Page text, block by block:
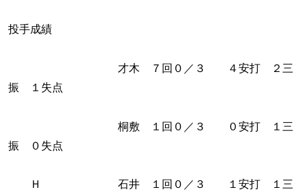
投手成績
才木 ７回０／３ ４安打 ２三
振 １失点
桐敷 １回０／３ ０安打 １三
振 ０失点
Ｈ 石井 １回０／３ １安打 １三